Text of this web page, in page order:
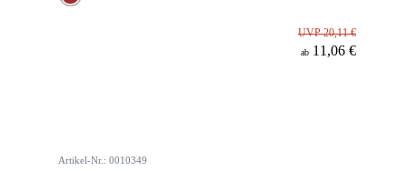
UVP 20,11 €
ab 11,06 €
Artikel-Nr.: 0010349